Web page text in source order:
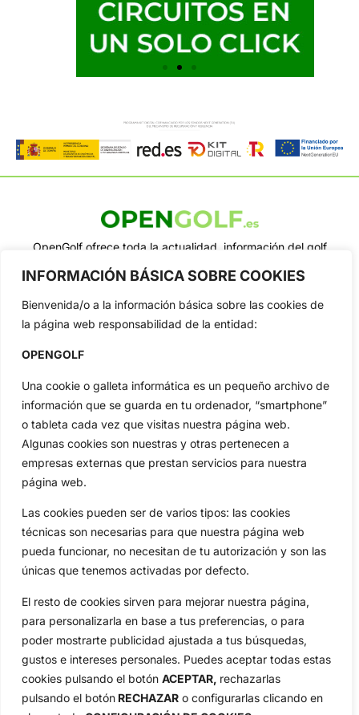
INFORMACIÓN BÁSICA SOBRE COOKIES
Bienvenida/o a la información básica sobre las cookies de
la página web responsabilidad de la entidad:
OPENGOLF
Una cookie o galleta informática es un pequeño archivo de
información que se guarda en tu ordenador, “smartphone”
o tableta cada vez que visitas nuestra página web.
Algunas cookies son nuestras y otras pertenecen a
empresas externas que prestan servicios para nuestra
página web.
Las cookies pueden ser de varios tipos: las cookies
técnicas son necesarias para que nuestra página web
pueda funcionar, no necesitan de tu autorización y son las
únicas que tenemos activadas por defecto.
El resto de cookies sirven para mejorar nuestra página,
para personalizarla en base a tus preferencias, o para
poder mostrarte publicidad ajustada a tus búsquedas,
gustos e intereses personales. Puedes aceptar todas estas
cookies pulsando el botón ACEPTAR, rechazarlas
pulsando el botón RECHAZAR o configurarlas clicando en
OpenGolf ofrece toda la actualidad, información del golf
Jon Rahm, LIV Golf, PGA Tour, Ryder Cup, DP World Tour, LPGA
Categorias
Actualidad
Amateurs
Circuitos
Especiales
Reglas
Vídeos
De Interés
Compañía
Aviso Legal
Política de Cookies
Publicidad
Newsletters
Copyright © 2025 OpenGolf | Diseño porTecnoQuatre